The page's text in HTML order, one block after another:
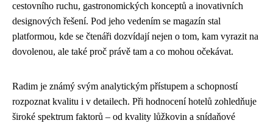
cestovního ruchu, gastronomických konceptů a inovativních
designových řešení. Pod jeho vedením se magazín stal
platformou, kde se čtenáři dozvídají nejen o tom, kam vyrazit na
dovolenou, ale také proč právě tam a co mohou očekávat.
Radim je známý svým analytickým přístupem a schopností
rozpoznat kvalitu i v detailech. Při hodnocení hotelů zohledňuje
široké spektrum faktorů – od kvality lůžkovin a snídaňové